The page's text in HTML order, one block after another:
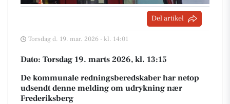
Del artikel
Torsdag d. 19. mar. 2026 - kl. 14:01
Dato: Torsdag 19. marts 2026, kl. 13:15
De kommunale redningsberedskaber har netop
udsendt denne melding om udrykning nær
Frederiksberg